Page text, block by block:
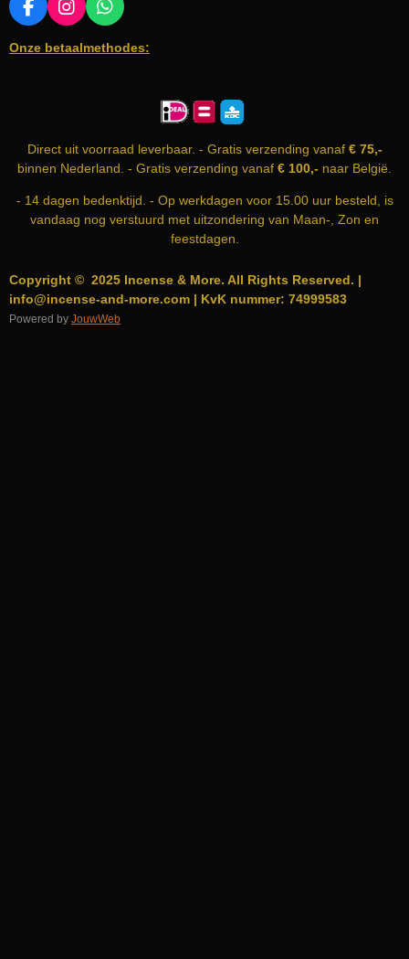
F
C
I
S
M
W
A
Onze betaalmethodes:
Direct uit voorraad leverbaar. - Gratis verzending vanaf€ 75,-
binnen Nederland. - Gratis verzending vanaf € 100,- naar België.
- 14 dagen bedenktijd. - Op werkdagen voor 15.00 uur besteld, is
vandaag nog verstuurd met uitzondering van Maan-, Zon en
feestdagen.
Copyright © 2025 Incense & More. All Rights Reserved. |
info@incense-and-more.com | KvK nummer: 74999583
Powered by JouwWeb